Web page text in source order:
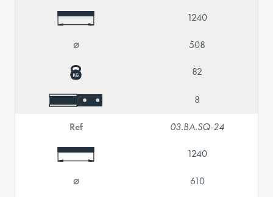
1240
⌀ 508
82
8
Ref 03.BA.SQ-24
1240
⌀ 610